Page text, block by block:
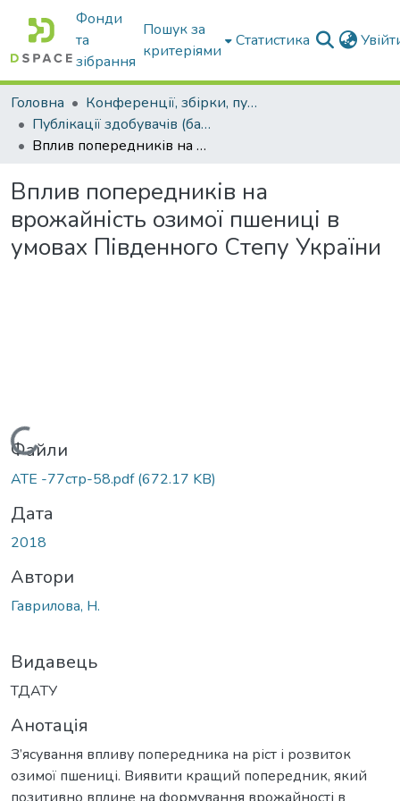
Фонди
та
зібрання
Пошук за
критеріями
Статистика
Головна
Конференції, збірки, публікації молодих вчених і здобувачів : магістрів, бакалаврів, аспірантів.
Публікації здобувачів (бакалаврів. магістрів, аспірантів)
Вплив попередників на врожайність озимої пшениці в умовах Південного Степу України
Вплив попередників на
врожайність озимої пшениці в
умовах Південного Степу України
Вантажиться...
Файли
АТЕ -77стр-58.pdf(672.17 KB)
Дата
2018
Автори
Гаврилова, Н.
Видавець
ТДАТУ
Анотація
З’ясування впливу попередника на ріст і розвиток
озимої пшениці. Виявити кращий попередник, який